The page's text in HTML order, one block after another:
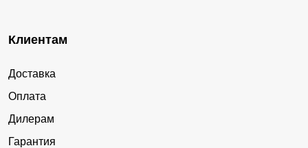
Клиентам
Доставка
Оплата
Дилерам
Гарантия